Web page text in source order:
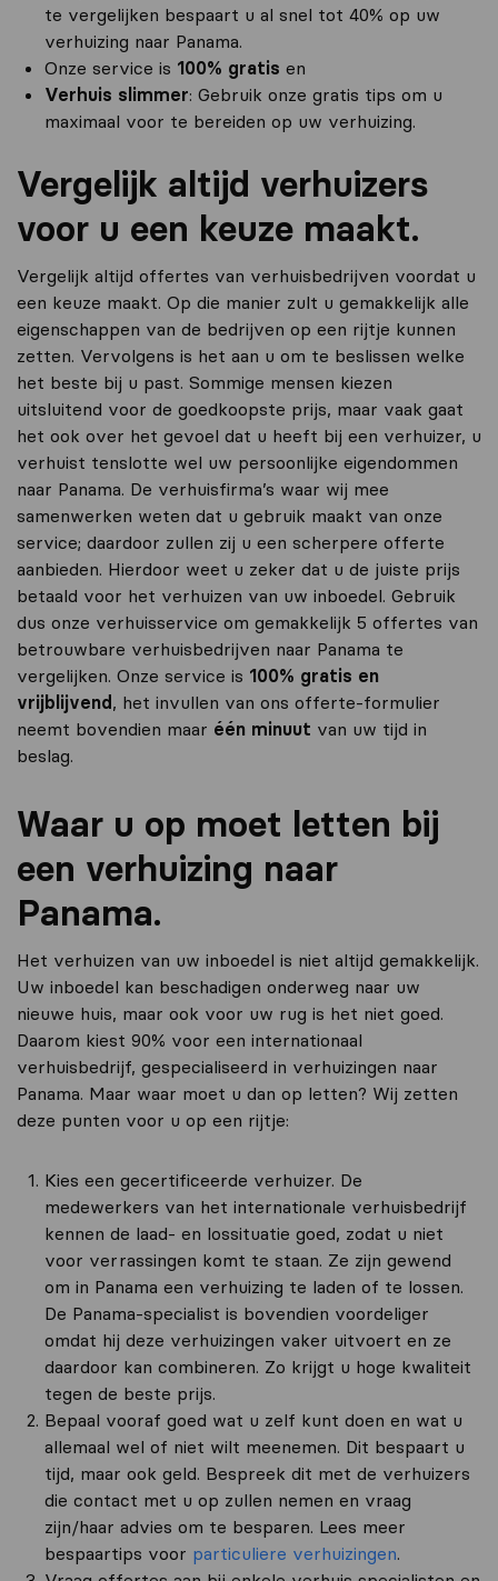
te vergelijken bespaart u al snel tot 40% op uw
verhuizing naar Panama.
Onze service is 100% gratis en
Verhuis slimmer: Gebruik onze gratis tips om u
maximaal voor te bereiden op uw verhuizing.
Vergelijk altijd verhuizers
voor u een keuze maakt.
Vergelijk altijd offertes van verhuisbedrijven voordat u
een keuze maakt. Op die manier zult u gemakkelijk alle
eigenschappen van de bedrijven op een rijtje kunnen
zetten. Vervolgens is het aan u om te beslissen welke
het beste bij u past. Sommige mensen kiezen
uitsluitend voor de goedkoopste prijs, maar vaak gaat
het ook over het gevoel dat u heeft bij een verhuizer, u
verhuist tenslotte wel uw persoonlijke eigendommen
naar Panama. De verhuisfirma’s waar wij mee
samenwerken weten dat u gebruik maakt van onze
service; daardoor zullen zij u een scherpere offerte
aanbieden. Hierdoor weet u zeker dat u de juiste prijs
betaald voor het verhuizen van uw inboedel. Gebruik
dus onze verhuisservice om gemakkelijk 5 offertes van
betrouwbare verhuisbedrijven naar Panama te
vergelijken. Onze service is 100% gratis en
vrijblijvend , het invullen van ons offerte-formulier
neemt bovendien maar één minuut van uw tijd in
beslag.
Waar u op moet letten bij
een verhuizing naar
Panama.
Het verhuizen van uw inboedel is niet altijd gemakkelijk.
Uw inboedel kan beschadigen onderweg naar uw
nieuwe huis, maar ook voor uw rug is het niet goed.
Daarom kiest 90% voor een internationaal
verhuisbedrijf, gespecialiseerd in verhuizingen naar
Panama. Maar waar moet u dan op letten? Wij zetten
deze punten voor u op een rijtje:
Kies een gecertificeerde verhuizer. De
medewerkers van het internationale verhuisbedrijf
kennen de laad- en lossituatie goed, zodat u niet
voor verrassingen komt te staan. Ze zijn gewend
om in Panama een verhuizing te laden of te lossen.
De Panama-specialist is bovendien voordeliger
omdat hij deze verhuizingen vaker uitvoert en ze
daardoor kan combineren. Zo krijgt u hoge kwaliteit
tegen de beste prijs.
Bepaal vooraf goed wat u zelf kunt doen en wat u
allemaal wel of niet wilt meenemen. Dit bespaart u
tijd, maar ook geld. Bespreek dit met de verhuizers
die contact met u op zullen nemen en vraag
zijn/haar advies om te besparen. Lees meer
bespaartips voor particuliere verhuizingen.